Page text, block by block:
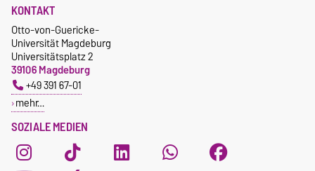
SOZIALE MEDIEN
KONTAKT
Otto-von-Guericke-
Universität Magdeburg
Universitätsplatz 2
39106 Magdeburg
+49 391 67-01
mehr…